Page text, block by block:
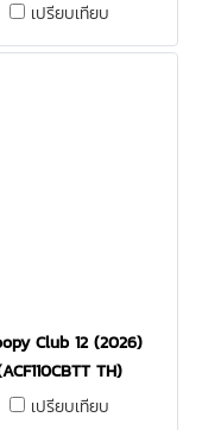
เปรียบเทียบ
Club 12 (2026)
TH)
เปรียบเทียบ